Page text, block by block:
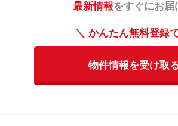
最新情報をすぐにお届
＼ かんたん無料登録
物件情報を受け取